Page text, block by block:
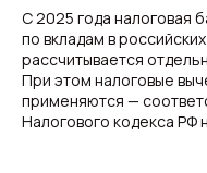
С 2025 года налоговая
по вкладам в
рассчитывается
При этом налоговые
применяются —
Налогового кодекса РФ